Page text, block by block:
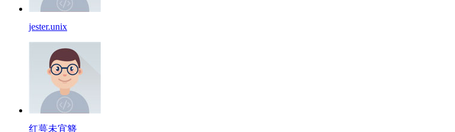
jester.unix
红萼未宜簪